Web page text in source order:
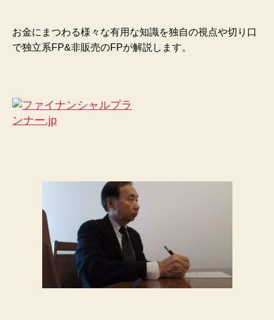
お金にまつわる様々な有用な知識を独自の視点や切り口
で独立系FP&非販売のFPが解説します。